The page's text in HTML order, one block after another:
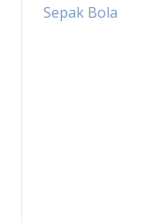
Sepak Bola